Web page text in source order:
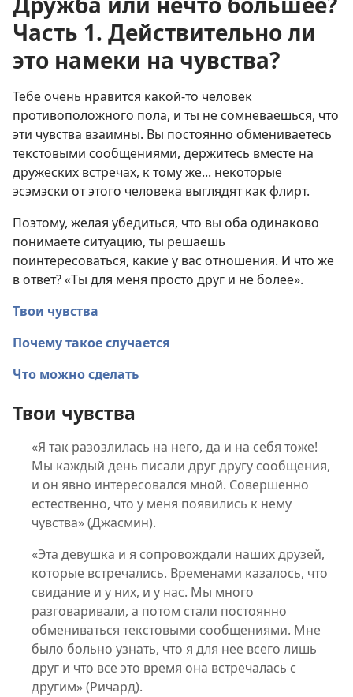
Часть 1. Действительно ли
это намеки на чувства?
Тебе очень нравится какой-то человек
противоположного пола, и ты не сомневаешься, что
эти чувства взаимны. Вы постоянно обмениваетесь
текстовыми сообщениями, держитесь вместе на
дружеских встречах, к тому же... некоторые
эсэмэски от этого человека выглядят как флирт.
Поэтому, желая убедиться, что вы оба одинаково
понимаете ситуацию, ты решаешь
поинтересоваться, какие у вас отношения. И что же
в ответ? «Ты для меня просто друг и не более».
Твои чувства
Почему такое случается
Что можно сделать
Твои чувства
«Я так разозлилась на него, да и на себя тоже!
Мы каждый день писали друг другу сообщения,
и он явно интересовался мной. Совершенно
естественно, что у меня появились к нему
чувства» (Джасмин).
«Эта девушка и я сопровождали наших друзей,
которые встречались. Временами казалось, что
свидание и у них, и у нас. Мы много
разговаривали, а потом стали постоянно
обмениваться текстовыми сообщениями. Мне
было больно узнать, что я для нее всего лишь
друг и что все это время она встречалась с
другим» (Ричард).